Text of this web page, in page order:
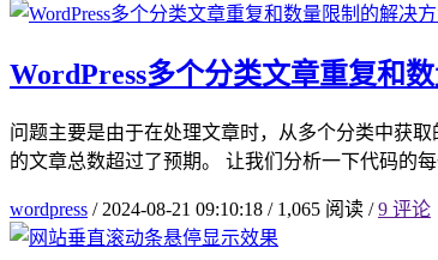
WordPress多个分类文章重复和
问题主要是由于在处理文章时，从多个分类中获
的文章总数超过了预期。 让我们分析一下代码的
wordpress /2024-08-21 09:10:18 /1,065 阅读 / 9 评论